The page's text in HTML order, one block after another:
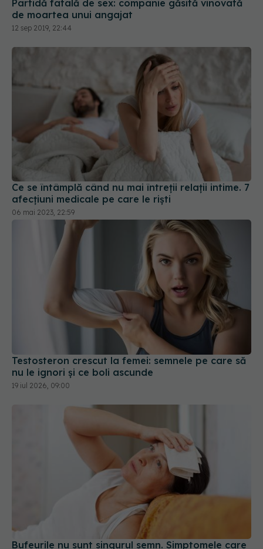
Ce se întâmplă când nu mai întreții relații intime. 7
afecțiuni medicale pe care le riști
06 mai 2023, 22:59
Testosteron crescut la femei: semnele pe care să
nu le ignori și ce boli ascunde
19 iul 2026, 09:00
Bufeurile nu sunt singurul semn. Simptomele care
apar cu ani înainte de menopauză
04 iul 2026, 11:50